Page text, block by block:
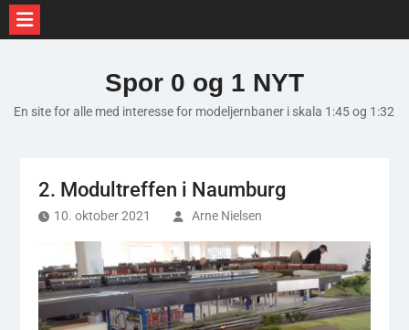
Spor 0 og 1 NYT
En site for alle med interesse for modeljernbaner i skala 1:45 og 1:32
2. Modultreffen i Naumburg
10. oktober 2021 Arne Nielsen